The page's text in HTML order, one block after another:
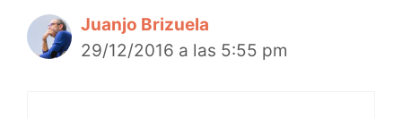
Juanjo Brizuela
29/12/2016 a las 5:55 pm